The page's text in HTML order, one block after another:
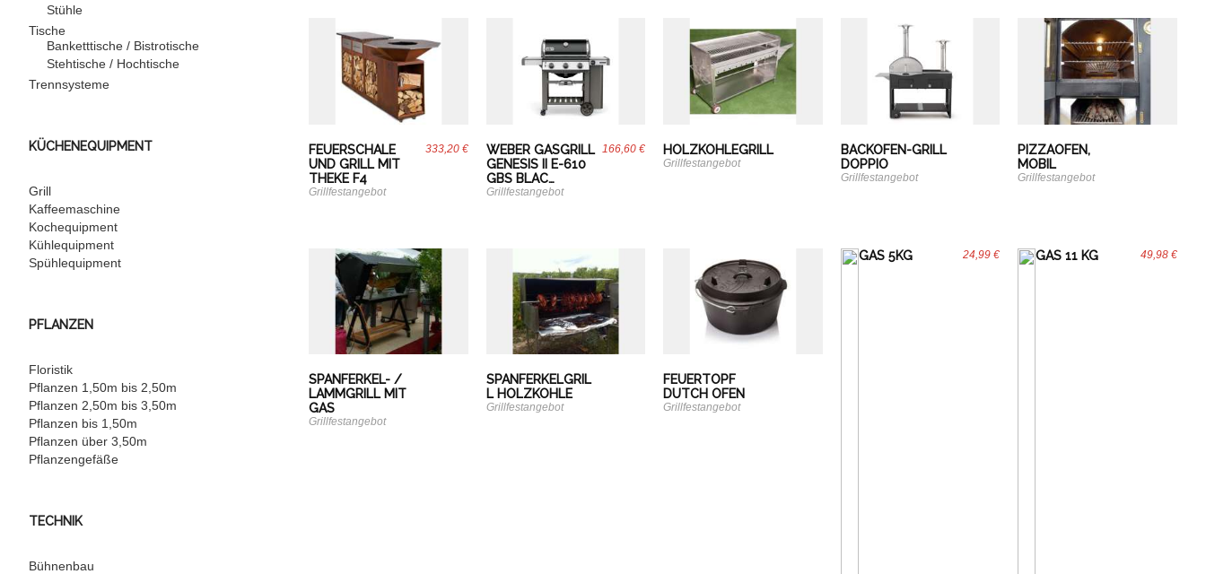
333,20 €
FEUERSCHALE
UND GRILL MIT
THEKE F4
Grillfestangebot
166,60 €
WEBER GASGRILL
GENESIS II E-610
GBS BLAC…
Grillfestangebot
HOLZKOHLEGRILL
Grillfestangebot
BACKOFEN-GRILL
DOPPIO
Grillfestangebot
PIZZAOFEN,
MOBIL
Grillfestangebot
SPANFERKEL- /
LAMMGRILL MIT
GAS
Grillfestangebot
SPANFERKELGRIL
L HOLZKOHLE
Grillfestangebot
FEUERTOPF
DUTCH OFEN
Grillfestangebot
24,99 €
GAS 5KG 49,98 €
GAS 11 KG
Stühle
Tische
Banketttische / Bistrotische
Stehtische / Hochtische
Trennsysteme
KÜCHENEQUIPMENT
Grill
Kaffeemaschine
Kochequipment
Kühlequipment
Spühlequipment
PFLANZEN
Floristik
Pflanzen 1,50m bis 2,50m
Pflanzen 2,50m bis 3,50m
Pflanzen bis 1,50m
Pflanzen über 3,50m
Pflanzengefäße
TECHNIK
Bühnenbau